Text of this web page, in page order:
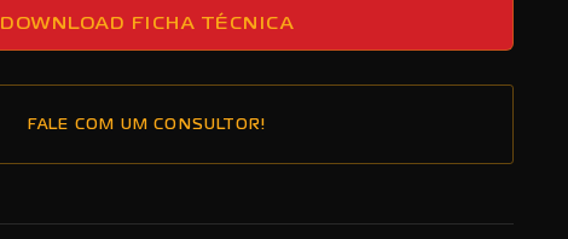
DOWNLOAD FICHA TÉCNICA
FALE COM UM CONSULTOR!